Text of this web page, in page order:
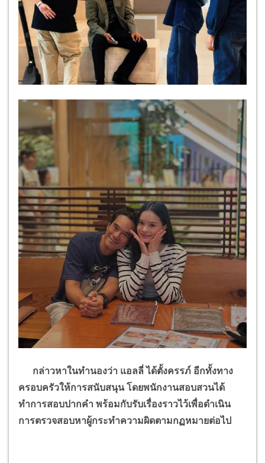
กล่าวหาในทำนองว่า แอลลี่ ได้ตั้งครรภ์ อีกทั้งทาง
ครอบครัวให้การสนับสนุน โดยพนักงานสอบสวนได้
ทำการสอบปากคำ พร้อมกับรับเรื่องราวไว้เพื่อดำเนิน
การตรวจสอบหาผู้กระทำความผิดตามกฏหมายต่อไป